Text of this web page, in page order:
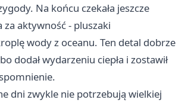
Na końcu czekała jeszcze
aktywność - pluszaki
wody z oceanu. Ten detal dobrze
bo dodał wydarzeniu ciepła i zostawił
dni zwykle nie potrzebują wielkiej